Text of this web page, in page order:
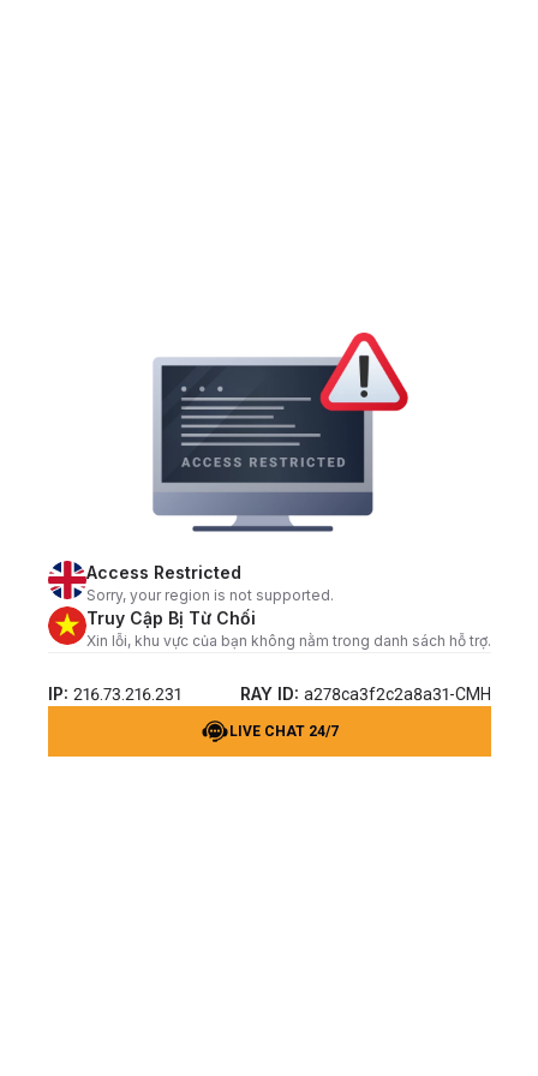
Access Restricted
Sorry, your region is not supported.
Truy Cập Bị Từ Chối
Xin lỗi, khu vực của bạn không nằm trong danh sách hỗ trợ.
IP: 216.73.216.231 RAY ID: a278ca3f2c2a8a31-CMH
LIVE CHAT 24/7